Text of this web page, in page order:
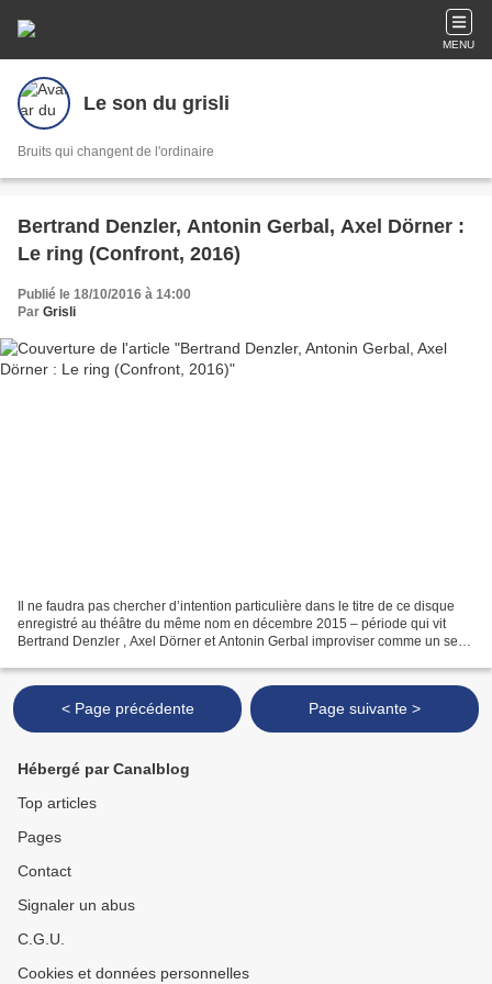
MENU
Le son du grisli
Bruits qui changent de l'ordinaire
Bertrand Denzler, Antonin Gerbal, Axel Dörner :
Le ring (Confront, 2016)
Publié le 18/10/2016 à 14:00
Par Grisli
Il ne faudra pas chercher d’intention particulière dans le titre de ce disque
enregistré au théâtre du même nom en décembre 2015 – période qui vit
Bertrand Denzler , Axel Dörner et Antonin Gerbal improviser comme un seul
< Page précédente Page suivante >
Hébergé par Canalblog
Top articles
Pages
Contact
Signaler un abus
C.G.U.
Cookies et données personnelles